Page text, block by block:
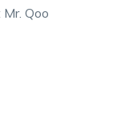
Mr. Qoo